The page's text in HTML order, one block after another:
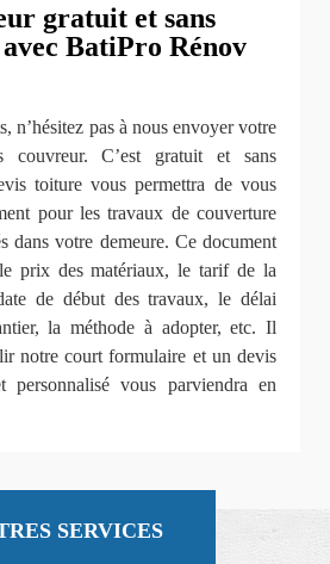
gratuit et sans
BatiPro Rénov
n’hésitez pas à nous envoyer votre
couvreur. C’est gratuit et sans
toiture vous permettra de vous
pour les travaux de couverture
dans votre demeure. Ce document
prix des matériaux, le tarif de la
de début des travaux, le délai
la méthode à adopter, etc. Il
notre court formulaire et un devis
personnalisé vous parviendra en
SERVICES